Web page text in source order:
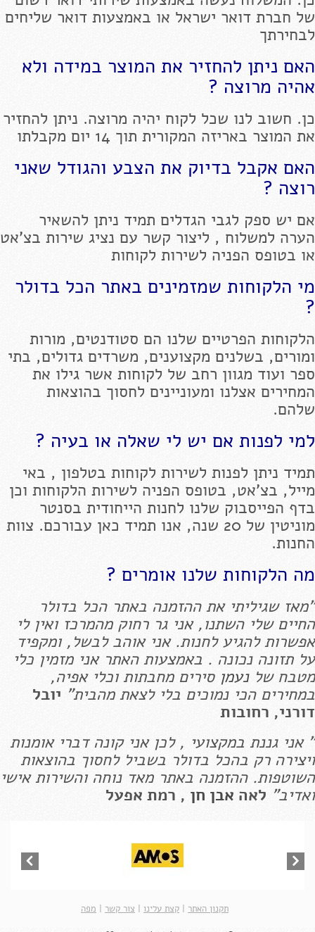
של חברת דואר ישראל או באמצעות דואר שליחים
לבחירתך
האם ניתן להחזיר את המוצר במידה ולא
אהיה מרוצה ?
כן. חשוב לנו שכל לקוח יהיה מרוצה. ניתן להחזיר
את המוצר באריזה המקורית תוך 14 יום מקבלתו
האם אקבל בדיוק את הצבע והגודל שאני
רוצה ?
אם יש ספק לגבי הגדלים תמיד ניתן להשאיר
הערה למשלוח , ליצור קשר עם נציג שירות בצ'אט
או בטופס הפניה לשירות לקוחות
מי הלקוחות שמזמינים באתר הכל בדולר
?
הלקוחות הפרטיים שלנו הם סטודנטים, מורות
ומורים, בשלנים מקצוענים, משרדים גדולים, בתי
ספר ועוד מגוון רחב של לקוחות אשר גילו את
המחירים אצלנו ומעוניינים לחסוך בהוצאות
שלהם.
למי לפנות אם יש לי שאלה או בעיה ?
תמיד ניתן לפנות לשירות לקוחות בטלפון , באי
מייל, בצ'אט, בטופס הפניה לשירות הלקוחות וכן
בדף הפייסבוק שלנו לחנות הייחודית בסנטר
מוניטין של 20 שנה, אנו תמיד כאן עבורכם. צוות
החנות.
מה הלקוחות שלנו אומרים ?
"מאז שגיליתי את ההזמנה באתר הכל בדולר
החיים שלי השתנו, אני גר רחוק מהמרכז ואין לי
אפשרות להגיע לחנות. אני אוהב לבשל, ומקפיד
על תזונה נכונה . באמצעות האתר אני מזמין כלי
מטבח שלנעמןסירים מחבתות וכלי אפיה,
במחירים הכי נמוכים בלי לצאת מהבית" יובל
דורני, רחובות
" אני גננת במקצועי , לכן אני קונה דברי אומנות
ויצירה רק בהכל בדולר בשביל לחסוך בהוצאות
השוטפות. ההזמנה באתר מאד נוחה והשירות אישי
ואדיב" לאה אבן חן , רמת אפעל
תקנון האתר | קצת עלינו | צור קשר | מפה